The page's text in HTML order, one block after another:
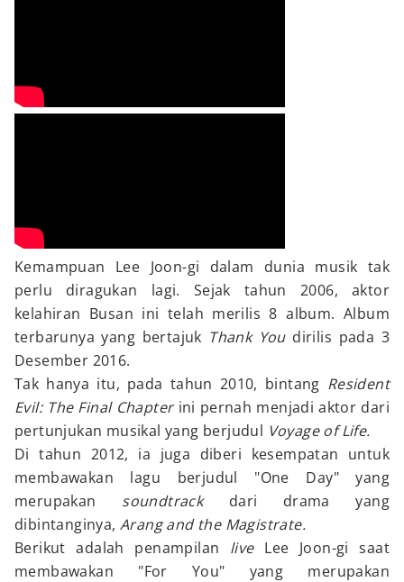
Kemampuan Lee Joon-gi dalam dunia musik tak
perlu diragukan lagi. Sejak tahun 2006, aktor
kelahiran Busan ini telah merilis 8 album. Album
terbarunya yang bertajuk Thank You dirilis pada 3
Desember 2016.
Tak hanya itu, pada tahun 2010, bintang Resident
Evil: The Final Chapter ini pernah menjadi aktor dari
pertunjukan musikal yang berjudul Voyage of Life.
Di tahun 2012, ia juga diberi kesempatan untuk
membawakan lagu berjudul "One Day" yang
merupakan soundtrack dari drama yang
dibintanginya,Arang and the Magistrate.
Berikut adalah penampilan live Lee Joon-gi saat
membawakan "For You" yang merupakan